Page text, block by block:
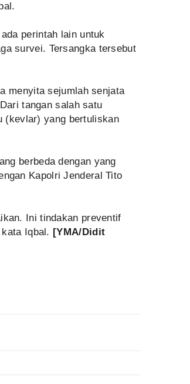
perintah lain untuk
survei. Tersangka tersebut
menyita sejumlah senjata
tangan salah satu
(kevlar) yang bertuliskan
berbeda dengan yang
Kapolri Jenderal Tito
Ini tindakan preventif
Iqbal. [YMA/Didit